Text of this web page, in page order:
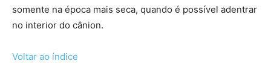
somente na época mais seca, quando é possível adentrar
no interior do cânion.
Voltar ao índice